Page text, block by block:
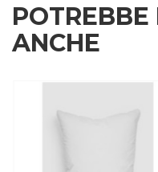
POTREBBE
ANCHE